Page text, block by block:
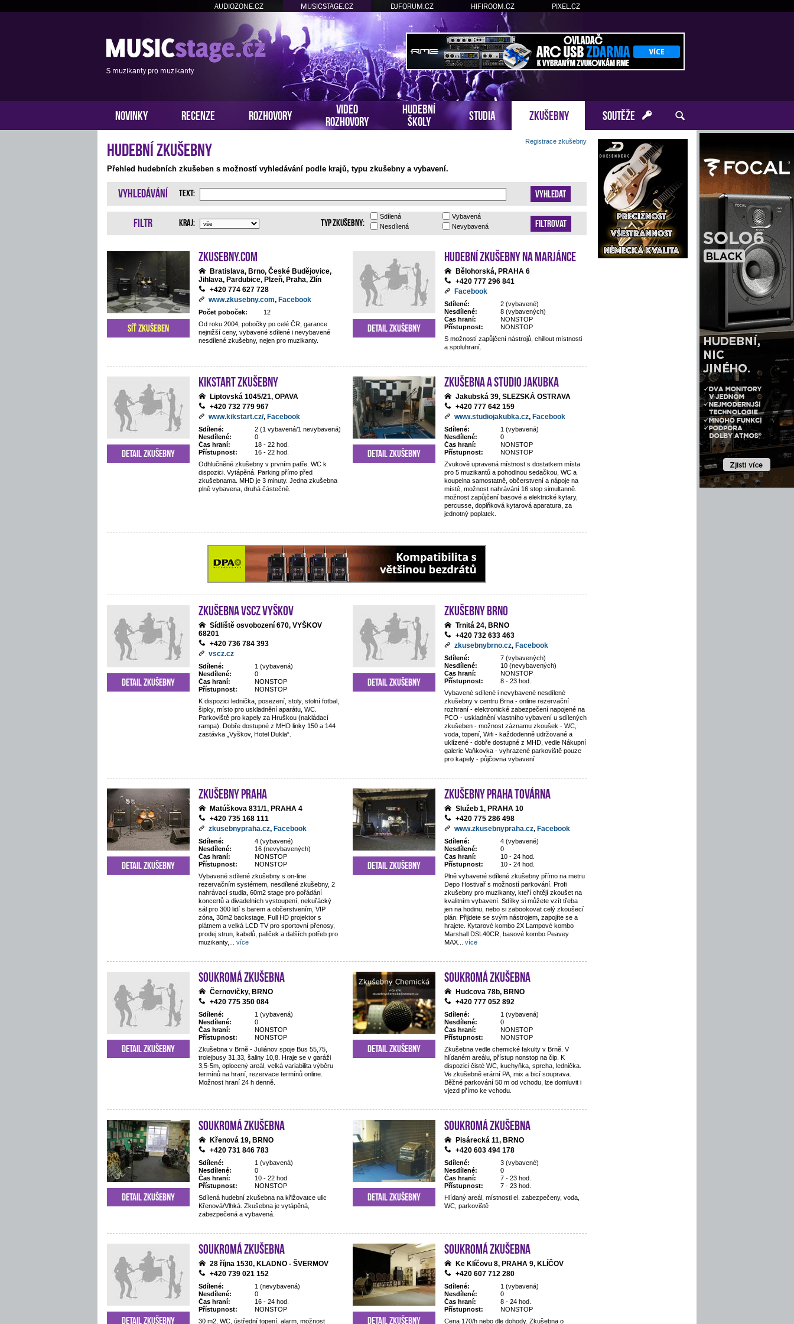
AUDIOZONE.CZ MUSICSTAGE.CZ DJFORUM.CZ HIFIROOM.CZ PIXEL.CZ
S muzikanty pro muzikanty
NOVINKY RECENZE ROZHOVORY
VIDEO
ROZHOVORY
HUDEBNÍ
ŠKOLY
STUDIA ZKUŠEBNY SOUTĚŽE
Hudební zkušebny Registrace zkušebny
Přehled hudebních zkušeben s možností vyhledávání podle krajů, typu zkušebny a vybavení.
Vyhledávání Vyhledat
Text:
Filtr Filtrovat
Kraj:
Vybavená
Nevybavená
Sdílená
Nesdílená
Typ zkušebny:
Zkusebny.com
Bratislava, Brno, České Budějovice,
Jihlava, Pardubice, Plzeň, Praha, Zlín
+420 774 627 728
www.zkusebny.com, Facebook
Počet poboček:
12
Od roku 2004, pobočky po celé ČR, garance
nejnižší ceny, vybavené sdílené i nevybavené
nesdílené zkušebny, nejen pro muzikanty.
Síť zkušeben
Hudební zkušebny Na Marjánce
Bělohorská, PRAHA 6
+420 777 296 841
Facebook
Sdílené:
2 (vybavené)
Nesdílené:
8 (vybavených)
Čas hraní:
NONSTOP
Přístupnost:
NONSTOP
S možností zapůjčení nástrojů, chillout místnosti
a spoluhraní.
Detail zkušebny
Kikstart zkušebny
Liptovská 1045/21, OPAVA
+420 732 779 967
www.kikstart.cz/, Facebook
Sdílené:
2 (1 vybavená/1 nevybavená)
Nesdílené:
0
Čas hraní:
18 - 22 hod.
Přístupnost:
16 - 22 hod.
Odhlučněné zkušebny v prvním patře. WC k
dispozici. Vytápěná. Parking přímo před
zkušebnama. MHD je 3 minuty. Jedna zkušebna
plně vybavena, druhá částečně.
Detail zkušebny
Zkušebna a studio Jakubka
Jakubská 39, SLEZSKÁ OSTRAVA
+420 777 642 159
www.studiojakubka.cz, Facebook
Sdílené:
1 (vybavená)
Nesdílené:
0
Čas hraní:
NONSTOP
Přístupnost:
NONSTOP
Zvukově upravená místnost s dostatkem místa
pro 5 muzikantů a pohodlnou sedačkou, WC a
koupelna samostatně, občerstvení a nápoje na
místě, možnost nahrávání 16 stop simultanně.
možnost zapůjčení basové a elektrické kytary,
percusse, doplňková kytarová aparatura, za
jednotný poplatek.
Detail zkušebny
Zkušebna VSCZ Vyškov
Sídliště osvobození 670, VYŠKOV
68201
+420 736 784 393
vscz.cz
Sdílené:
1 (vybavená)
Nesdílené:
0
Čas hraní:
NONSTOP
Přístupnost:
NONSTOP
K dispozici lednička, posezení, stoly, stolní fotbal,
šipky, místo pro uskladnění aparátu, WC.
Parkoviště pro kapely za Hruškou (nakládací
rampa). Dobře dostupné z MHD linky 150 a 144
zastávka „Vyškov, Hotel Dukla“.
Detail zkušebny
Zkušebny Brno
Trnitá 24, BRNO
+420 732 633 463
zkusebnybrno.cz, Facebook
Sdílené:
7 (vybavených)
Nesdílené:
10 (nevybavených)
Čas hraní:
NONSTOP
Přístupnost:
8 - 23 hod.
Vybavené sdílené i nevybavené nesdílené
zkušebny v centru Brna - online rezervační
rozhraní - elektronické zabezpečení napojené na
PCO - uskladnění vlastního vybavení u sdílených
zkušeben - možnost záznamu zkoušek - WC,
voda, topení, Wifi - každodenně udržované a
uklízené - dobře dostupné z MHD, vedle Nákupní
galerie Vaňkovka - vyhrazené parkoviště pouze
pro kapely - půjčovna vybavení
Detail zkušebny
Zkušebny Praha
Matúškova 831/1, PRAHA 4
+420 735 168 111
zkusebnypraha.cz, Facebook
Sdílené:
4 (vybavené)
Nesdílené:
16 (nevybavených)
Čas hraní:
NONSTOP
Přístupnost:
NONSTOP
Vybavené sdílené zkušebny s on-line
rezervačním systémem, nesdílené zkušebny, 2
nahrávací studia, 60m2 stage pro pořádání
koncertů a divadelních vystoupení, nekuřácký
sál pro 300 lidí s barem a občerstvením, VIP
zóna, 30m2 backstage, Full HD projektor s
plátnem a velká LCD TV pro sportovní přenosy,
prodej strun, kabelů, paliček a dalších potřeb pro
muzikanty,
více
Detail zkušebny
Zkušebny Praha Továrna
Služeb 1, PRAHA 10
+420 775 286 498
www.zkusebnypraha.cz, Facebook
Sdílené:
4 (vybavené)
Nesdílené:
0
Čas hraní:
10 - 24 hod.
Přístupnost:
10 - 24 hod.
Plně vybavené sdílené zkušebny přímo na metru
Depo Hostivař s možností parkování. Profi
zkušebny pro muzikanty, kteří chtějí zkoušet na
kvalitním vybavení. Sdílky si můžete vzít třeba
jen na hodinu, nebo si zabookovat celý zkoušecí
plán. Přijdete se svým nástrojem, zapojíte se a
hrajete. Kytarové kombo 2X Lampové kombo
Marshall DSL40CR, basové kombo Peavey
MAX
více
Detail zkušebny
Soukromá zkušebna
Černovičky, BRNO
+420 775 350 084
Sdílené:
1 (vybavená)
Nesdílené:
0
Čas hraní:
NONSTOP
Přístupnost:
NONSTOP
Zkušebna v Brně - Juliánov spoje Bus 55,75,
trolejbusy 31,33, šaliny 10,8. Hraje se v garáži
3,5-5m, oplocený areál, velká variabilita výběru
termínů na hraní, rezervace termínů online.
Možnost hraní 24 h denně.
Detail zkušebny
Soukromá zkušebna
Hudcova 78b, BRNO
+420 777 052 892
Sdílené:
1 (vybavená)
Nesdílené:
0
Čas hraní:
NONSTOP
Přístupnost:
NONSTOP
Zkušebna vedle chemické fakulty v Brně. V
hlídaném areálu, přístup nonstop na čip. K
dispozici čisté WC, kuchyňka, sprcha, lednička.
Ve zkušebně erární PA, mix a bicí souprava.
Běžné parkování 50 m od vchodu, lze domluvit i
vjezd přímo ke vchodu.
Detail zkušebny
Soukromá zkušebna
Křenová 19, BRNO
+420 731 846 783
Sdílené:
1 (vybavená)
Nesdílené:
0
Čas hraní:
10 - 22 hod.
Přístupnost:
NONSTOP
Sdílená hudební zkušebna na křižovatce ulic
Křenová/Vlhká. Zkušebna je vytápěná,
zabezpečená a vybavená.
Detail zkušebny
Soukromá zkušebna
Pisárecká 11, BRNO
+420 603 494 178
Sdílené:
3 (vybavené)
Nesdílené:
0
Čas hraní:
7 - 23 hod.
Přístupnost:
7 - 23 hod.
Hlídaný areál, místnosti el. zabezpečeny, voda,
WC, parkoviště
Detail zkušebny
Soukromá zkušebna
28 října 1530, KLADNO - ŠVERMOV
+420 739 021 152
Sdílené:
1 (nevybavená)
Nesdílené:
0
Čas hraní:
16 - 24 hod.
Přístupnost:
NONSTOP
30 m2, WC, ústřední topení, alarm, možnost
Detail zkušebny
Soukromá zkušebna
Ke Klíčovu 8, PRAHA 9, KLÍČOV
+420 607 712 280
Sdílené:
1 (vybavená)
Nesdílené:
0
Čas hraní:
8 - 24 hod.
Přístupnost:
NONSTOP
Cena 170/h nebo dle dohody. Zkušebna o
Detail zkušebny